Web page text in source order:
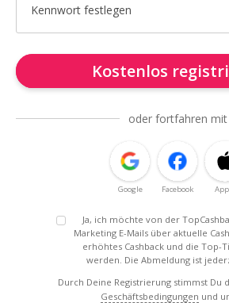
Kennwort festlegen
Kostenlos
oder fortfahren mit
Google Facebook
Ja, ich möchte von der
Marketing E-Mails über aktuelle
erhöhtes Cashback und die Top-
werden. Die Abmeldung ist
Durch Deine Registrierung stimmst Du
Geschäftsbedingungen und